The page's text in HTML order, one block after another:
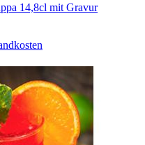
14,8cl mit Gravur